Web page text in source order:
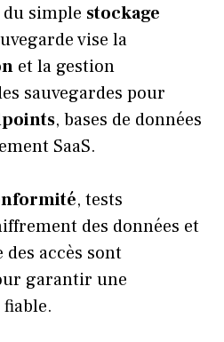
simple stockage
vise la
et la gestion
sauvegardes pour
, bases de données
SaaS.
, tests
des données et
accès sont
garantir une